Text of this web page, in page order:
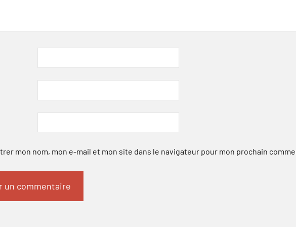
mon nom, mon e-mail et mon site dans le navigateur pour mon prochain